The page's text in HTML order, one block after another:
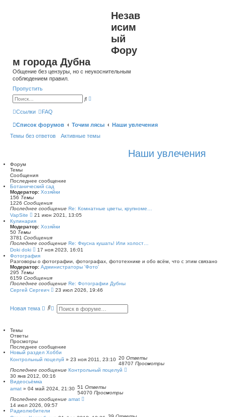
Незав
исим
ый
Фору
м города Дубна
Общение без цензуры, но с неукоснительным
соблюдением правил.
Пропустить
П
р
н
Ссылки FAQ
Список форумов Точим лясы
Наши увлечения
Темы без ответов
Активные темы
Наши увлечения
Форум
Темы
Сообщения
Последнее сообщение
Ботанический сад
Модератор: Хозяйки
156 Темы
1226 Сообщения
Последнее сообщение Re: Комнатные цветы, крупноме…
VapSite
П
р
е
й
т
и
к
п
о
с
л
е
д
н
у
е
н
и
21 июн 2021, 13:05
Кулинария
Модератор: Хозяйки
50 Темы
3781 Сообщения
Последнее сообщение Re: Фкусна кушать! Или холост…
Doki doki
П
р
е
й
т
и
к
п
л
у
с
о
о
щ
е
н
ю
17 ноя 2023, 16:01
Фотография
Разговоры о фотографии, фотографах, фототехнике и обо всём, что с этим связано
Модератор: Администраторы 'Фото'
295 Темы
6159 Сообщения
Последнее сообщение Re: Фотографии Дубны
Сергей Сергеич
П
й
л
е
д
е
м
с
о
б
23 июл 2026, 19:46
Новая тема
П Р
н
н
ы
п
о
с
к
Темы
Ответы
Просмотры
Последнее сообщение
Новый раздел Хобби
Контрольный поцелуй » 23 ноя 2011, 23:10 20 Ответы
48707 Просмотры
Последнее сообщение Контрольный поцелуй
30 янв 2012, 00:16
Видеосьёмка
amat » 04 май 2024, 21:30 51 Ответы
54070 Просмотры
Последнее сообщение amat
14 июл 2026, 09:57
Радиолюбители